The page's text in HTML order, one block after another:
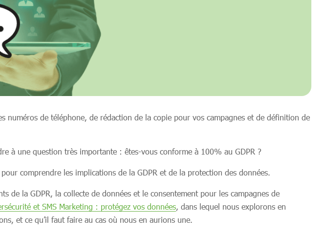
numéros de téléphone, de rédaction de la copie pour vos campagnes et de définition de
à une question très importante : êtes-vous conforme à 100% au GDPR ?
comprendre les implications de la GDPR et de la protection des données.
de la GDPR, la collecte de données et le consentement pour les campagnes de
et SMS Marketing : protégez vos données , dans lequel nous explorons en
et ce qu’il faut faire au cas où nous en aurions une.